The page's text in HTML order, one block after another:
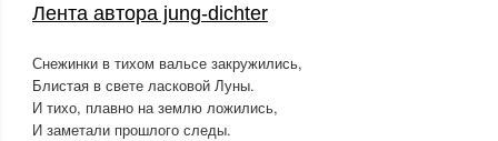
Лента автора jung-dichter
Снежинки в тихом вальсе закружились,
Блистая в свете ласковой Луны.
И тихо, плавно на землю ложились,
И заметали прошлого следы.